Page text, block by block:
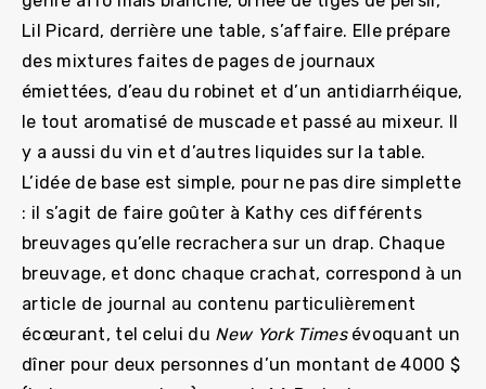
Lil Picard, derrière une table, s’affaire. Elle prépare
des mixtures faites de pages de journaux
émiettées, d’eau du robinet et d’un antidiarrhéique,
le tout aromatisé de muscade et passé au mixeur. Il
y a aussi du vin et d’autres liquides sur la table.
L’idée de base est simple, pour ne pas dire simplette
: il s’agit de faire goûter à Kathy ces différents
breuvages qu’elle recrachera sur un drap. Chaque
breuvage, et donc chaque crachat, correspond à un
article de journal au contenu particulièrement
écœurant, tel celui du New York Timesévoquant un
dîner pour deux personnes d’un montant de 4000 $